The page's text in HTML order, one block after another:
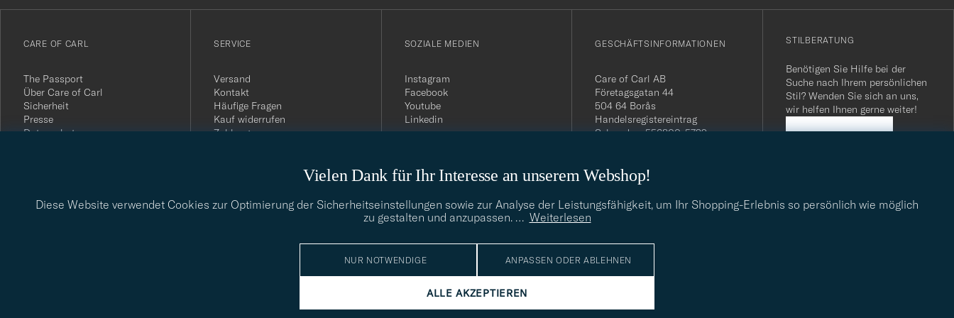
Vielen Dank für Ihr Interesse an unserem Webshop!
Diese Website verwendet Cookies zur Optimierung der Sicherheitseinstellungen sowie zur Analyse der Leistungsfähigkeit, um Ihr Shopping-Erlebnis so persönlich wie möglich
zu gestalten und anzupassen. … Weiterlesen
NUR NOTWENDIGE ANPASSEN ODER ABLEHNEN
ALLE AKZEPTIEREN
till
nyhetsbrev!
CARE OF CARL
The Passport
Über Care of Carl
Sicherheit
Presse
Datenschutz
SERVICE
Versand
Kontakt
Häufige Fragen
Kauf widerrufen
Zahlung
SOZIALE MEDIEN
Instagram
Facebook
Youtube
Linkedin
GESCHÄFTSINFORMATIONEN
Care of Carl AB
Företagsgatan 44
504 64 Borås
Handelsregistereintrag
Schweden: 556800-5739
USt-IdNr.: SE556800573901
040 / 22 63 88 96
E-Mail-Adresse:
info@careofcarl.de
STILBERATUNG
Benötigen Sie Hilfe bei der
Suche nach Ihrem persönlichen
Stil? Wenden Sie sich an uns,
wir helfen Ihnen gerne weiter!
STILBERATUNG